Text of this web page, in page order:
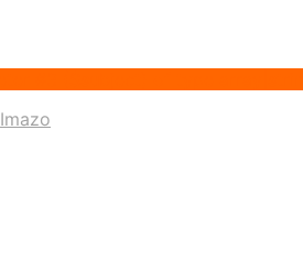
Imazo